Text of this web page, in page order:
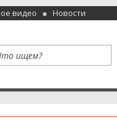
видео Новости